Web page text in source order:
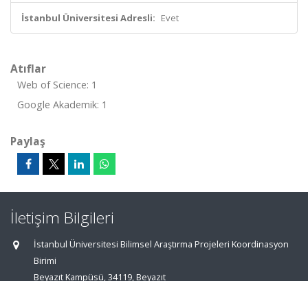
İstanbul Üniversitesi Adresli: Evet
Atıflar
Web of Science: 1
Google Akademik: 1
Paylaş
İletişim Bilgileri
İstanbul Üniversitesi Bilimsel Araştırma Projeleri Koordinasyon
Birimi
Beyazıt Kampüsü, 34119, Beyazıt